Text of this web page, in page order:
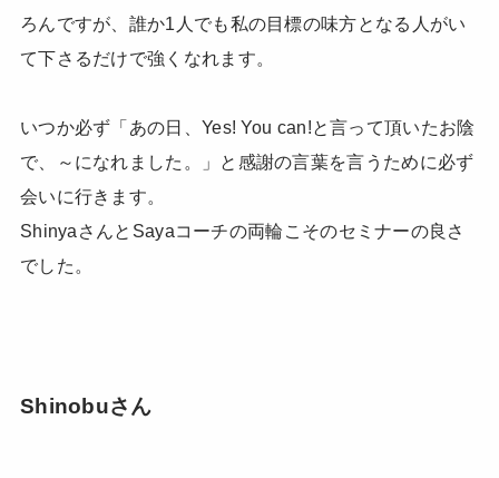
ろんですが、誰か1人でも私の目標の味方となる人がい
て下さるだけで強くなれます。
いつか必ず「あの日、Yes! You can!と言って頂いたお陰
で、～になれました。」と感謝の言葉を言うために必ず
会いに行きます。
ShinyaさんとSayaコーチの両輪こそのセミナーの良さ
でした。
Shinobuさん